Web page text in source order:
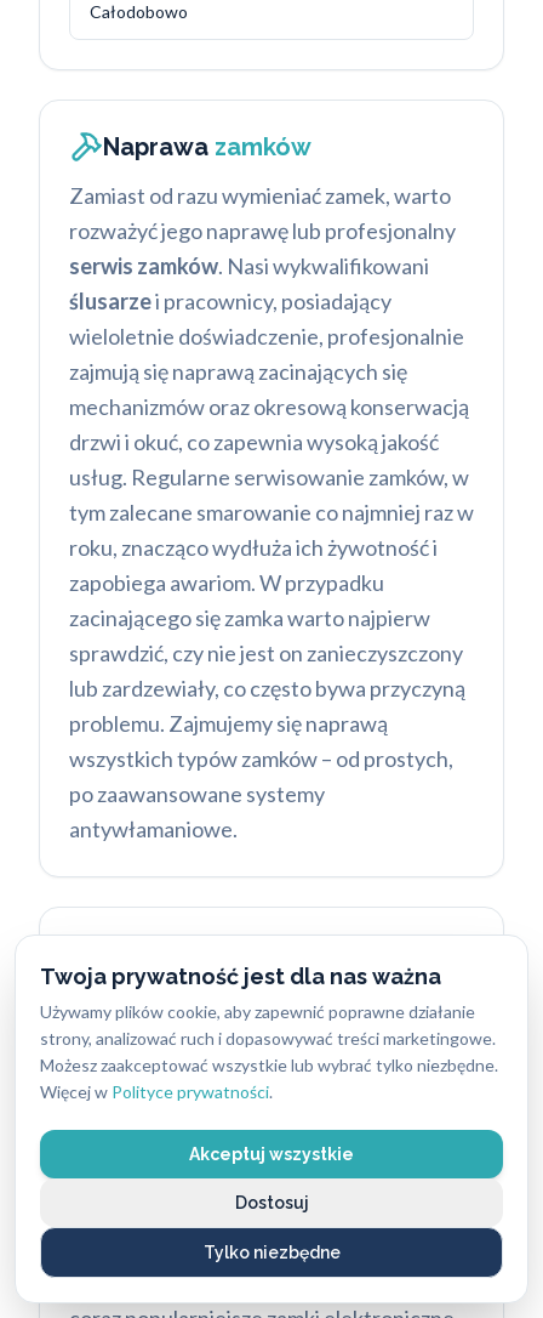
Twoja prywatność jest dla nas ważna
Używamy plików cookie, aby zapewnić poprawne działanie
strony, analizować ruch i dopasowywać treści marketingowe.
Możesz zaakceptować wszystkie lub wybrać tylko niezbędne.
Więcej w Polityce prywatności.
Akceptuj wszystkie
Tylko niezbędne
Dostosuj
Całodobowo
Naprawa zamków
Zamiast od razu wymieniać zamek, warto
rozważyć jego naprawę lub profesjonalny
serwis zamków. Nasi wykwalifikowani
ślusarzei pracownicy, posiadający
wieloletnie doświadczenie, profesjonalnie
zajmują się naprawą zacinających się
mechanizmów oraz okresową konserwacją
drzwi i okuć, co zapewnia wysoką jakość
usług. Regularne serwisowanie zamków, w
tym zalecane smarowanie co najmniej raz w
roku, znacząco wydłuża ich żywotność i
zapobiega awariom. W przypadku
zacinającego się zamka warto najpierw
sprawdzić, czy nie jest on zanieczyszczony
lub zardzewiały, co często bywa przyczyną
problemu. Zajmujemy się naprawą
wszystkich typów zamków – od prostych,
po zaawansowane systemy
antywłamaniowe.
zabezpieczeń
Poza interwencyjnymi usługami, oferujemy
również profesjonalne usługi i fachowe
doradztwo świadczone przez najlepszych
specjalistów w branży. Podpowiadamy,
jakie rozwiązania najlepiej spełnią Twoje
oczekiwania w zakresie bezpieczeństwa,
trwałości i estetyki. W naszej ofercie
znajdziesz szeroki wybór zamków, w tym